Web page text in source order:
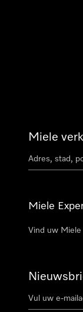
Miele
Miele
Vind uw